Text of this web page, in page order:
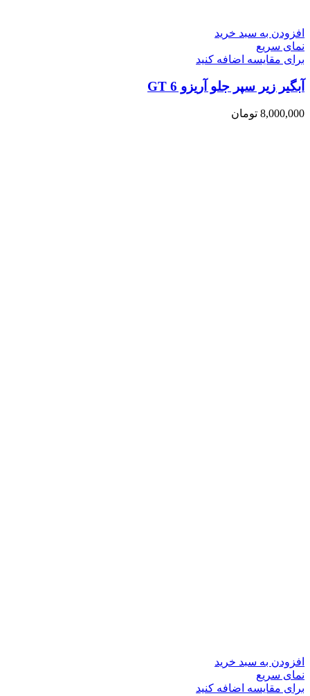
افزودن به سبد خرید
نمای سریع
برای مقایسه اضافه کنید
آبگیر زیر سپر جلو آریزو 6 GT
8,000,000 تومان
افزودن به سبد خرید
نمای سریع
برای مقایسه اضافه کنید